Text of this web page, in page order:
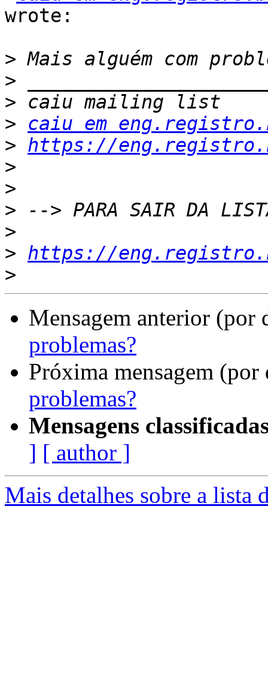
wrote:
>
>
>
>
caiu em
> https://
>
>
>
>
> https://
>
Mensagem anterior (por
problemas?
Próxima mensagem
problemas?
Mensagens
] [ author ]
Mais detalhes sobre a lista